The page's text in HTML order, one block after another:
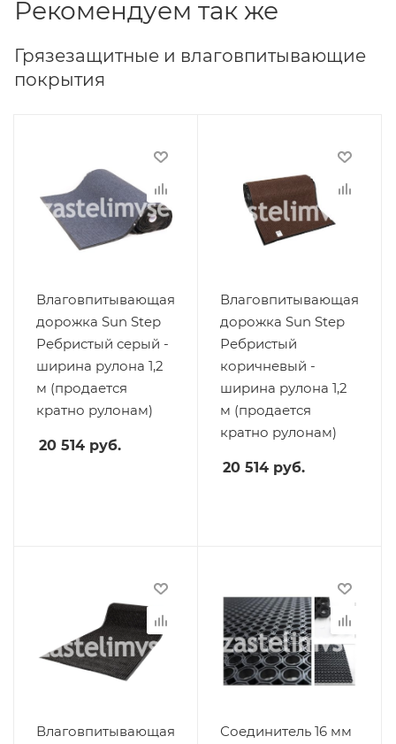
Рекомендуем так же
Грязезащитные и влаговпитывающие
покрытия
Влаговпитывающая
дорожка Sun Step
Ребристый серый -
ширина рулона 1,2
м (продается
кратно рулонам)
20 514 руб.
Влаговпитывающая
дорожка Sun Step
Ребристый
коричневый -
ширина рулона 1,2
м (продается
кратно рулонам)
20 514 руб.
Влаговпитывающая
Соединитель 16 мм